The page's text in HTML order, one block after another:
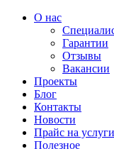
О нас
Гарантии
Отзывы
Вакансии
Проекты
Блог
Контакты
Новости
Прайс на услуги
Полезное